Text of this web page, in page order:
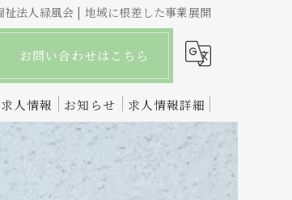
法人緑風会 | 地域に根差した事業展開
お問い合わせはこちら
求人情報 お知らせ 求人情報詳細